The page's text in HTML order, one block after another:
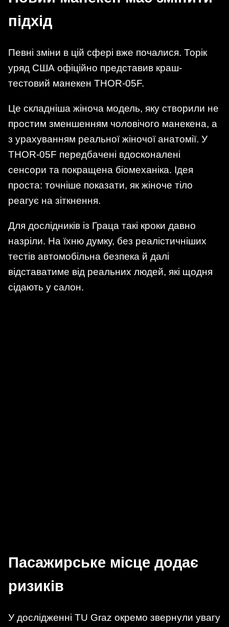
підхід
Певні зміни в цій сфері вже почалися. Торік
уряд США офіційно представив краш-
тестовий манекен THOR-05F.
Це складніша жіноча модель, яку створили не
простим зменшенням чоловічого манекена, а
з урахуванням реальної жіночої анатомії. У
THOR-05F передбачені вдосконалені
сенсори та покращена біомеханіка. Ідея
проста: точніше показати, як жіноче тіло
реагує на зіткнення.
Для дослідників із Граца такі кроки давно
назріли. На їхню думку, без реалістичніших
тестів автомобільна безпека й далі
відставатиме від реальних людей, які щодня
сідають у салон.
Пасажирське місце додає
ризиків
У дослідженні TU Graz окремо звернули увагу